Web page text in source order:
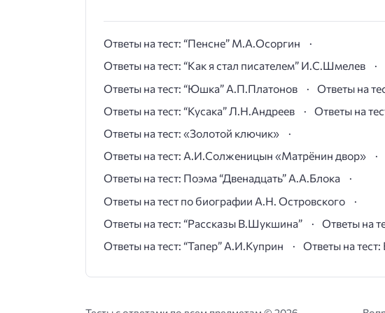
Ответы на тест: “Пенсне” М.А.Осоргин
Ответы на тест: “Как я стал писателем” И.С.Шмелев
Ответы на тест: “Юшка” А.П.Платонов
Ответы на
Ответы на тест: “Кусака” Л.Н.Андреев
Ответы на
Ответы на тест: «Золотой ключик»
Ответы на тест: А.И.Солженицын «Матрёнин двор»
Ответы на тест: Поэма “Двенадцать” А.А.Блока
Ответы на тест по биографии А.Н. Островского
Ответы на тест: “Рассказы В.Шукшина”
Ответы на
Ответы на тест: “Тапер” А.И.Куприн
Ответы на